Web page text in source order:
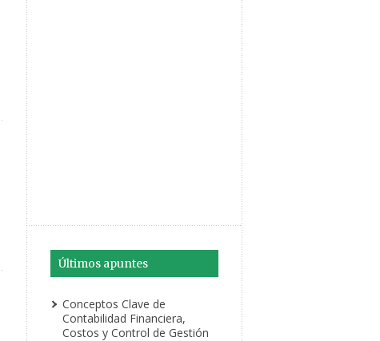
Últimos apuntes
Conceptos Clave de
Contabilidad Financiera,
Costos y Control de Gestión